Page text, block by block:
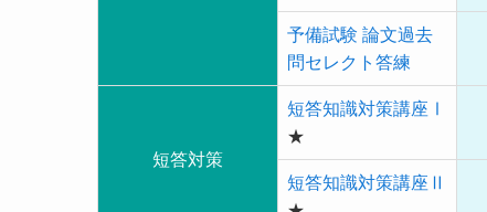
予備試験 論文過去
問セレクト答練
短答対策
短答知識対策講座Ⅰ
★
短答知識対策講座Ⅱ